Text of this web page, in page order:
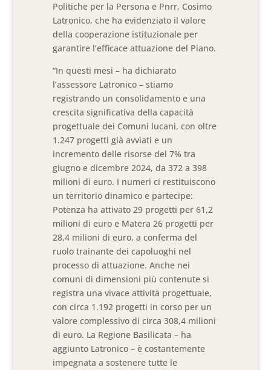
Politiche per la Persona e Pnrr, Cosimo
Latronico, che ha evidenziato il valore
della cooperazione istituzionale per
garantire l’efficace attuazione del Piano.
“In questi mesi – ha dichiarato
l’assessore Latronico – stiamo
registrando un consolidamento e una
crescita significativa della capacità
progettuale dei Comuni lucani, con oltre
1.247 progetti già avviati e un
incremento delle risorse del 7% tra
giugno e dicembre 2024, da 372 a 398
milioni di euro. I numeri ci restituiscono
un territorio dinamico e partecipe:
Potenza ha attivato 29 progetti per 61,2
milioni di euro e Matera 26 progetti per
28,4 milioni di euro, a conferma del
ruolo trainante dei capoluoghi nel
processo di attuazione. Anche nei
comuni di dimensioni più contenute si
registra una vivace attività progettuale,
con circa 1.192 progetti in corso per un
valore complessivo di circa 308,4 milioni
di euro. La Regione Basilicata – ha
aggiunto Latronico – è costantemente
impegnata a sostenere tutte le